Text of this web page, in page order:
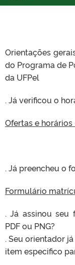
Orientações
do Programa de
da UFPel
. Já verificou o
Ofertas e horários
. Já preencheu o
Formulário
. Já assinou
PDF ou PNG?
. Seu orientador
item especifico